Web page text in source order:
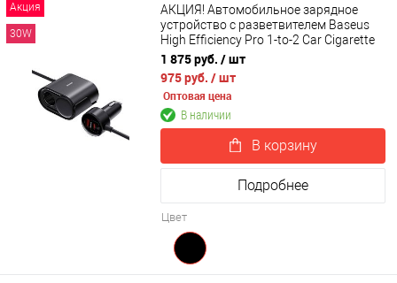
Акция
30W
АКЦИЯ! Автомобильное зарядное
устройство с разветвителем Baseus
High Efficiency Pro 1-to-2 Car Cigarette
Lighter Splitter 30W (C00455300121-00)
1 875 руб. / шт
975 руб. / шт
Оптовая цена
В наличии
В корзину
Подробнее
Цвет